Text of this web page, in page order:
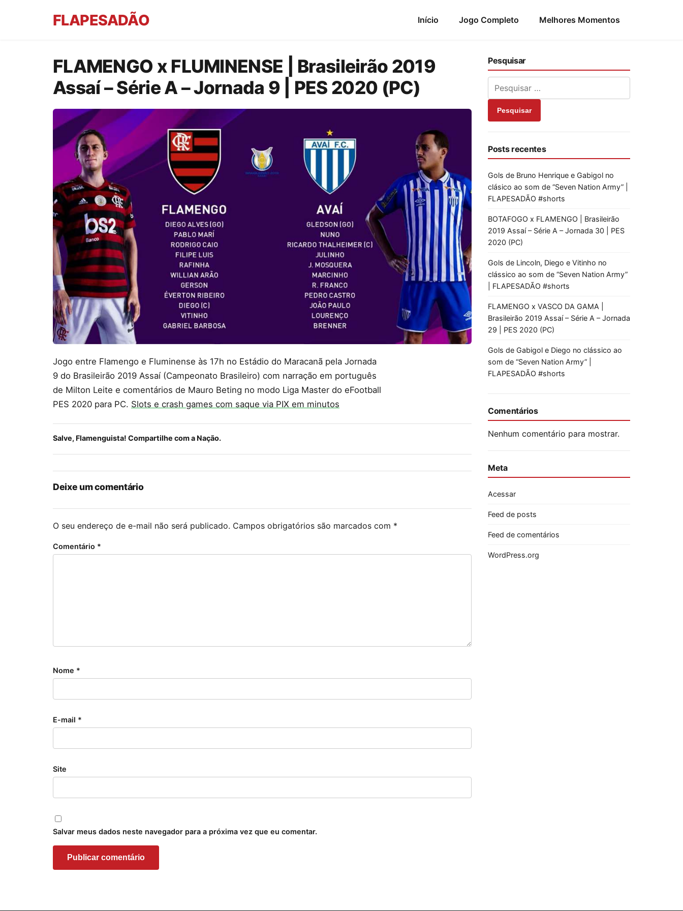
FLAPESADÃO Início Jogo Completo Melhores Momentos
FLAMENGO x FLUMINENSE | Brasileirão 2019
Assaí – Série A – Jornada 9 | PES 2020 (PC)
Jogo entre Flamengo e Fluminense às 17h no Estádio do Maracanã pela Jornada
9 do Brasileirão 2019 Assaí (Campeonato Brasileiro) com narração em português
de Milton Leite e comentários de Mauro Beting no modo Liga Master do eFootball
PES 2020 para PC. Slots e crash games com saque via PIX em minutos
Salve, Flamenguista! Compartilhe com a Nação.
Deixe um comentário
O seu endereço de e-mail não será publicado. Campos obrigatórios são marcados com *
Comentário *
Nome *
E-mail *
Site
Salvar meus dados neste navegador para a próxima vez que eu comentar.
Pesquisar
Pesquisar
Posts recentes
Gols de Bruno Henrique e Gabigol no
clásico ao som de “Seven Nation Army” |
FLAPESADÃO #shorts
BOTAFOGO x FLAMENGO | Brasileirão
2019 Assaí – Série A – Jornada 30 | PES
2020 (PC)
Gols de Lincoln, Diego e Vitinho no
clássico ao som de “Seven Nation Army”
| FLAPESADÃO #shorts
FLAMENGO x VASCO DA GAMA |
Brasileirão 2019 Assaí – Série A – Jornada
29 | PES 2020 (PC)
Gols de Gabigol e Diego no clássico ao
som de “Seven Nation Army” |
FLAPESADÃO #shorts
Comentários
Nenhum comentário para mostrar.
Meta
Acessar
Feed de posts
Feed de comentários
WordPress.org